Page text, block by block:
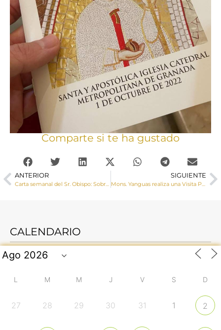
Comparte si te ha gustado
ANTERIOR
Carta semanal del Sr. Obispo: Sobre verdades y errores
SIGUIENTE
Mons. Yanguas realiza una Visita Pastoral a las localidades de Mohorte, Las Zomas y Fuentes
CALENDARIO
L M M J V S D
27 28 29 30 31 1 2